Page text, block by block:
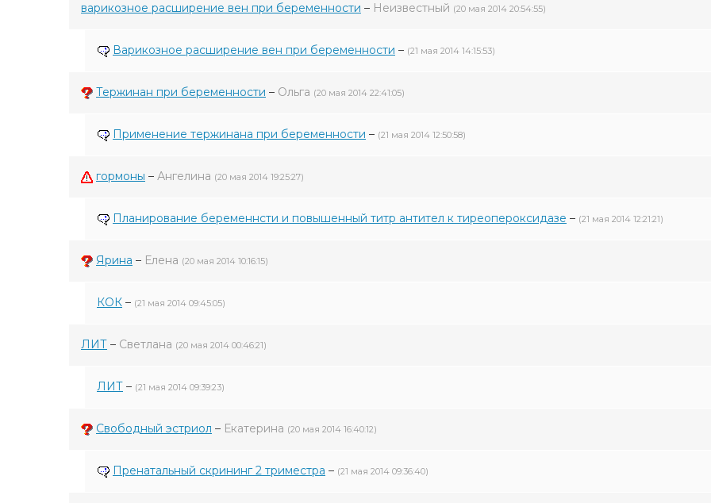
варикозное расширение вен при беременности – Неизвестный (20 мая 2014 20:54:55)
Варикозное расширение вен при беременности – (21 мая 2014 14:15:53)
Тержинан при беременности – Ольга (20 мая 2014 22:41:05)
Применение тержинана при беременности – (21 мая 2014 12:50:58)
гормоны – Ангелина (20 мая 2014 19:25:27)
Планирование беременнсти и повышенный титр антител к тиреопероксидазе – (21 мая 2014 12:21:21)
Ярина – Елена (20 мая 2014 10:16:15)
КОК – (21 мая 2014 09:45:05)
ЛИТ – Светлана (20 мая 2014 00:46:21)
ЛИТ – (21 мая 2014 09:39:23)
Свободный эстриол – Екатерина (20 мая 2014 16:40:12)
Пренатальный скрининг 2 триместра – (21 мая 2014 09:36:40)